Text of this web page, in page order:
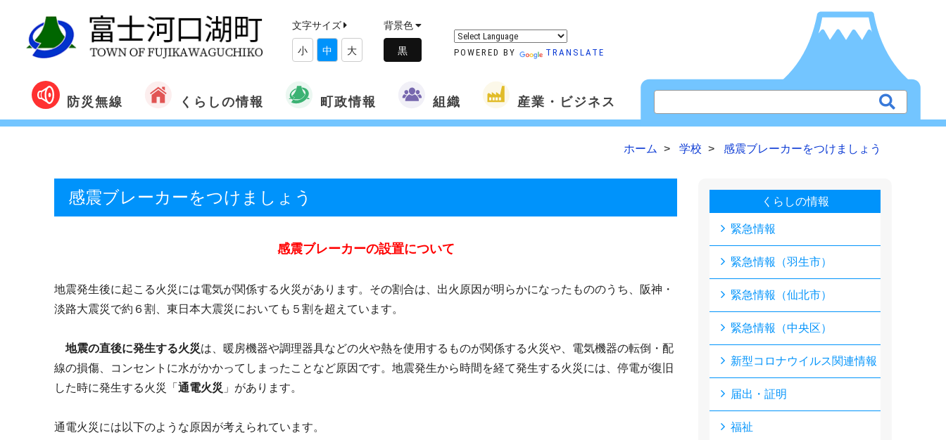
文字サイズ
小 中 大
背景色
POWERED BY TRANSLATE
防災無線 くらしの情報 町政情報 組織 産業・ビジネス
ホーム 学校 感震ブレーカーをつけましょう
感震ブレーカーをつけましょう
感震ブレーカーの設置について
地震発生後に起こる火災には電気が関係する火災があります。その割合は、出火原因が明らかになったもののうち、阪神・
淡路大震災で約６割、東日本大震災においても５割を超えています。
地震の直後に発生する火災は、暖房機器や調理器具などの火や熱を使用するものが関係する火災や、電気機器の転倒・配
線の損傷、コンセントに水がかかってしまったことなど原因です。地震発生から時間を経て発生する火災には、停電が復旧
した時に発生する火災「 通電火災 」があります。
通電火災には以下のような原因が考えられています。
くらしの情報
緊急情報
緊急情報（羽生市）
緊急情報（仙北市）
緊急情報（中央区）
新型コロナウイルス関連情報
届出・証明
福祉